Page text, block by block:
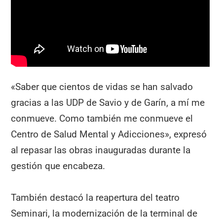
«Saber que cientos de vidas se han salvado
gracias a las UDP de Savio y de Garín, a mí me
conmueve. Como también me conmueve el
Centro de Salud Mental y Adicciones», expresó
al repasar las obras inauguradas durante la
gestión que encabeza.
También destacó la reapertura del teatro
Seminari, la modernización de la terminal de